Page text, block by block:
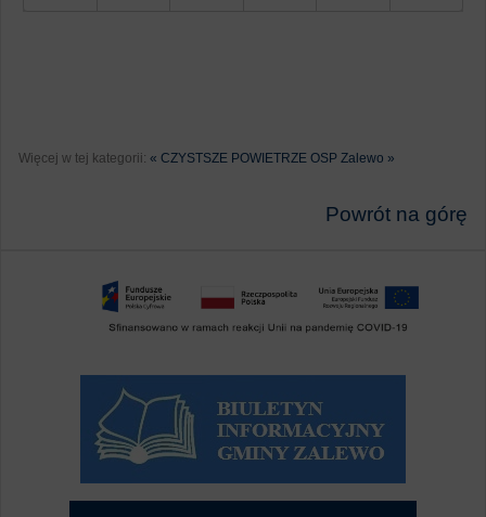
Więcej w tej kategorii: « CZYSTSZE POWIETRZE OSP Zalewo »
Powrót na górę